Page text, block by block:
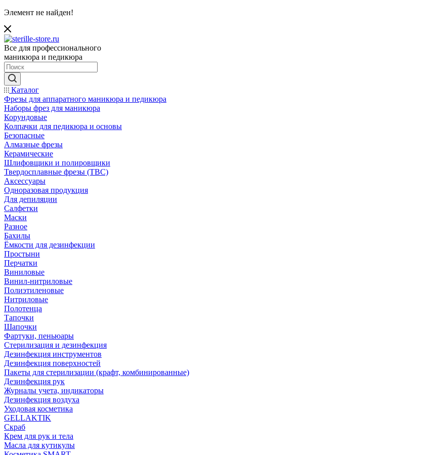
Элемент не найден!
Все для профессионального
маникюра и педикюра
Каталог
Фрезы для аппаратного маникюра и педикюра
Наборы фрез для маникюра
Корундовые
Колпачки для педикюра и основы
Безопасные
Алмазные фрезы
Керамические
Шлифовщики и полировщики
Твердосплавные фрезы (ТВС)
Аксессуары
Одноразовая продукция
Для депиляции
Салфетки
Маски
Разное
Бахилы
Ёмкости для дезинфекции
Простыни
Перчатки
Виниловые
Винил-нитриловые
Полиэтиленовые
Нитриловые
Полотенца
Тапочки
Шапочки
Фартуки, пеньюары
Стерилизация и дезинфекция
Дезинфекция инструментов
Дезинфекция поверхностей
Пакеты для стерилизации (крафт, комбинированные)
Дезинфекция рук
Журналы учета, индикаторы
Дезинфекция воздуха
Уходовая косметика
GELLAKTIK
Скраб
Крем для рук и тела
Масла для кутикулы